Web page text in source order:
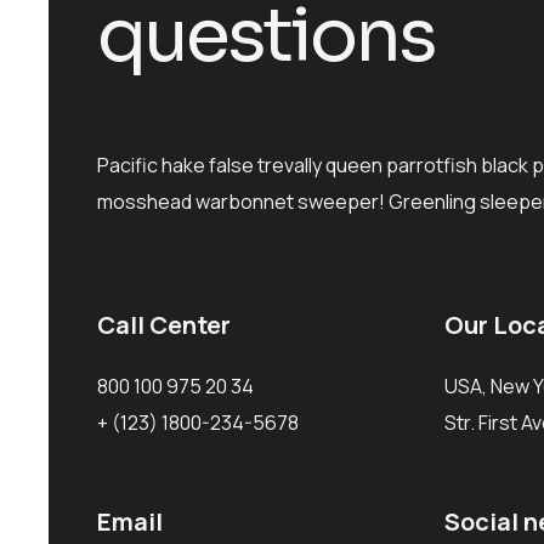
questions
Pacific hake false trevally queen parrotfish black
mosshead warbonnet sweeper! Greenling
Call Center Our
800 100 975 20 34
+ (123) 1800-234-5678
USA, New
Str. First
Email Social